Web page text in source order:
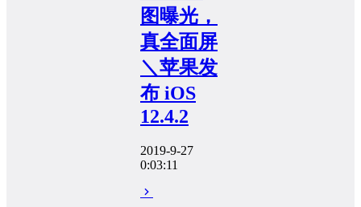
图曝光，
真全面屏
＼苹果发
布 iOS
12.4.2
2019-9-27
0:03:11